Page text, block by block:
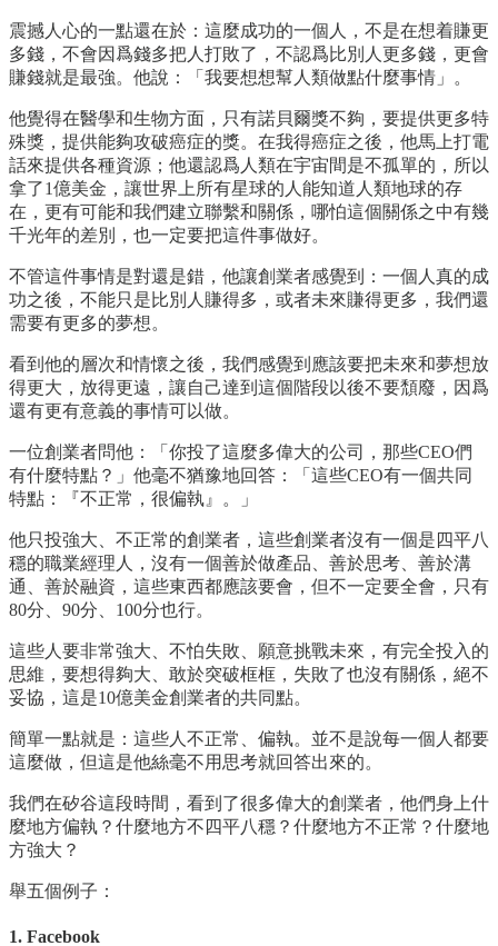
震撼人心的一點還在於：這麼成功的一個人，不是在想着賺更
多錢，不會因爲錢多把人打敗了，不認爲比別人更多錢，更會
賺錢就是最強。他說：「我要想想幫人類做點什麼事情」。
他覺得在醫學和生物方面，只有諾貝爾獎不夠，要提供更多特
殊獎，提供能夠攻破癌症的獎。在我得癌症之後，他馬上打電
話來提供各種資源；他還認爲人類在宇宙間是不孤單的，所以
拿了1億美金，讓世界上所有星球的人能知道人類地球的存
在，更有可能和我們建立聯繫和關係，哪怕這個關係之中有幾
千光年的差別，也一定要把這件事做好。
不管這件事情是對還是錯，他讓創業者感覺到：一個人真的成
功之後，不能只是比別人賺得多，或者未來賺得更多，我們還
需要有更多的夢想。
看到他的層次和情懷之後，我們感覺到應該要把未來和夢想放
得更大，放得更遠，讓自己達到這個階段以後不要頹廢，因爲
還有更有意義的事情可以做。
一位創業者問他：「你投了這麼多偉大的公司，那些CEO們
有什麼特點？」他毫不猶豫地回答：「這些CEO有一個共同
特點：『不正常，很偏執』。」
他只投強大、不正常的創業者，這些創業者沒有一個是四平八
穩的職業經理人，沒有一個善於做產品、善於思考、善於溝
通、善於融資，這些東西都應該要會，但不一定要全會，只有
80分、90分、100分也行。
這些人要非常強大、不怕失敗、願意挑戰未來，有完全投入的
思維，要想得夠大、敢於突破框框，失敗了也沒有關係，絕不
妥協，這是10億美金創業者的共同點。
簡單一點就是：這些人不正常、偏執。並不是說每一個人都要
這麼做，但這是他絲毫不用思考就回答出來的。
我們在矽谷這段時間，看到了很多偉大的創業者，他們身上什
麼地方偏執？什麼地方不四平八穩？什麼地方不正常？什麼地
方強大？
舉五個例子：
1. Facebook